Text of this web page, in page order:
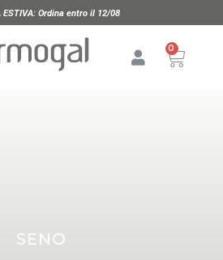
ESTIVA: Ordina entro il 12/08
SENO